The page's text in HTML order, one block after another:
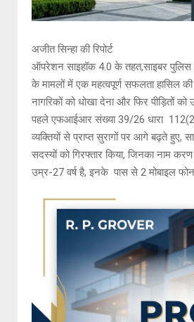
अजीत सिन्हा की रिपोर्ट
ऑपरेशन साइहॉक 4.0 के तहत,साइबर पुलिस
के मामलों में एक महत्वपूर्ण सफलता हासिल
नागरिकों को धोखा देना और फिर पीड़ितों
पहले एफआईआर संख्या 39/26 धारा 112(2)
व्यक्तियों से प्राप्त सुरागों पर आगे बढ़ते हुए,
सदस्यों को गिरफ्तार किया, जिनका नाम
उम्र-27 वर्ष है, इनके पास से 2 मोबाइल